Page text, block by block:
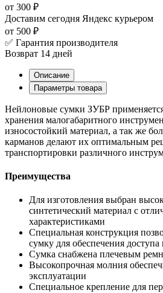
от 300 ₽
Доставим сегодня Яндекс курьером
от 500 ₽
✅ Гарантия производителя
Возврат 14 дней
Описание
Параметры товара
Нейлоновые сумки ЗУБР
хранения малогабаритного
износостойкий материал, а так же
карманов делают их оптимальным
транспортировки различного
Преимущества
Для изготовления выбран
синтетический материал с
характеристиками
Специальная конструкция
сумку для обеспечения
Сумка снабжена плечевым
Высокопрочная молния
эксплуатации
Специальное крепление для